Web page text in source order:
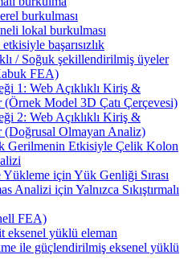
burkulması
lokal burkulması
başarısızlık
/ Soğuk şekillendirilmiş üyeler
FEA)
1: Web Açıklıklı Kiriş &
(Örnek Model 3D Çatı Çerçevesi)
2: Web Açıklıklı Kiriş &
(Doğrusal Olmayan Analiz)
Gerilmenin Etkisiyle Çelik Kolon
için Yük Genliği Sırası
Analizi için Yalnızca Sıkıştırmalı
FEA)
eksenel yüklü eleman
ile güçlendirilmiş eksenel yüklü